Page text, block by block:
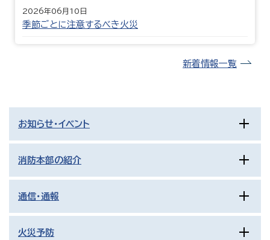
2026年06月10日
季節ごとに注意するべき火災
新着情報一覧
お知らせ・イベント
消防本部の紹介
通信・通報
火災予防